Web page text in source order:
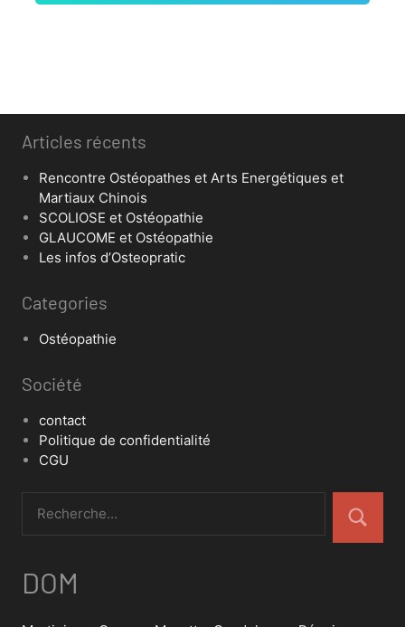
Articles récents
Rencontre Ostéopathes et Arts Energétiques et
Martiaux Chinois
SCOLIOSE et Ostéopathie
GLAUCOME et Ostéopathie
Les infos d’Osteopratic
Categories
Ostéopathie
Société
contact
Politique de confidentialité
CGU
DOM